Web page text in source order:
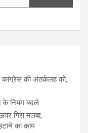
कांग्रेस की अंतर्कलह को,
के नियम बदले
गिरा मलबा,
का काम